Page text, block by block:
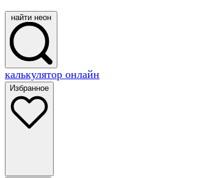
найти неон
найти
неон
калькулятор онлайн
Избранное